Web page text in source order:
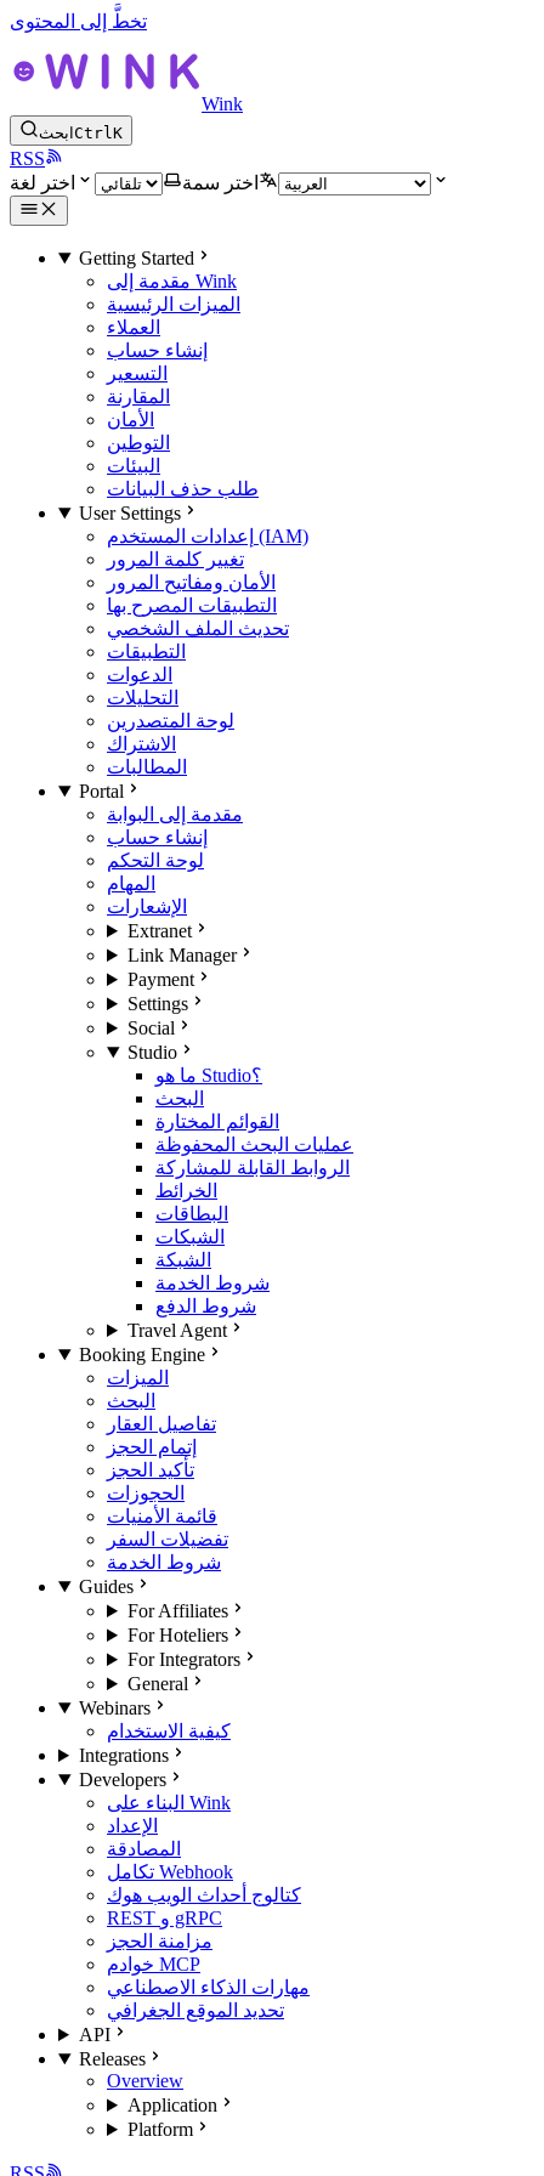
تخطَّ إلى المحتوى
Wink
ابحث CtrlK
RSS
اختر سمة
اختر لغة
Getting Started
مقدمة إلى Wink
الميزات الرئيسية
العملاء
إنشاء حساب
التسعير
المقارنة
الأمان
التوطين
البيئات
طلب حذف البيانات
User Settings
إعدادات المستخدم (IAM)
تغيير كلمة المرور
الأمان ومفاتيح المرور
التطبيقات المصرح بها
تحديث الملف الشخصي
التطبيقات
الدعوات
التحليلات
لوحة المتصدرين
الاشتراك
المطالبات
Portal
مقدمة إلى البوابة
إنشاء حساب
لوحة التحكم
المهام
الإشعارات
Extranet
Link Manager
Payment
Settings
Social
Studio
ما هو Studio؟
البحث
القوائم المختارة
عمليات البحث المحفوظة
الروابط القابلة للمشاركة
الخرائط
البطاقات
الشبكات
الشبكة
شروط الخدمة
شروط الدفع
Travel Agent
Booking Engine
الميزات
البحث
تفاصيل العقار
إتمام الحجز
تأكيد الحجز
الحجوزات
قائمة الأمنيات
تفضيلات السفر
شروط الخدمة
Guides
For Affiliates
For Hoteliers
For Integrators
General
Webinars
كيفية الاستخدام
Integrations
Developers
البناء على Wink
الإعداد
المصادقة
تكامل Webhook
كتالوج أحداث الويب هوك
REST و gRPC
مزامنة الحجز
خوادم MCP
مهارات الذكاء الاصطناعي
تحديد الموقع الجغرافي
API
Releases
Overview
Application
Platform